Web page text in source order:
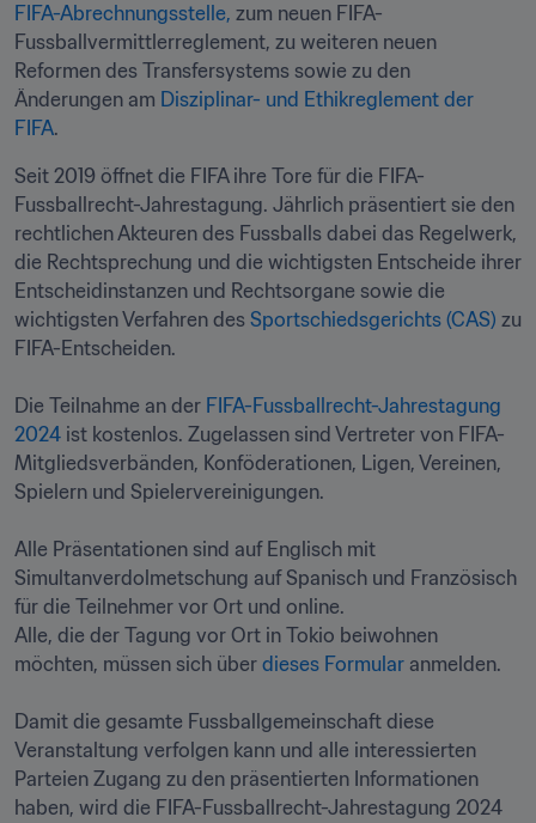
FIFA-Abrechnungsstelle, zum neuen FIFA-
Fussballvermittlerreglement, zu weiteren neuen
Reformen des Transfersystems sowie zu den
Änderungen am Disziplinar- und Ethikreglement der
FIFA.
Seit 2019 öffnet die FIFA ihre Tore für die FIFA-
Fussballrecht-Jahrestagung. Jährlich präsentiert sie den
rechtlichen Akteuren des Fussballs dabei das Regelwerk,
die Rechtsprechung und die wichtigsten Entscheide ihrer
Entscheidinstanzen und Rechtsorgane sowie die
wichtigsten Verfahren des Sportschiedsgerichts (CAS) zu
FIFA-Entscheiden.
Die Teilnahme an der FIFA-Fussballrecht-Jahrestagung
2024 ist kostenlos. Zugelassen sind Vertreter von FIFA-
Mitgliedsverbänden, Konföderationen, Ligen, Vereinen,
Spielern und Spielervereinigungen.
Alle Präsentationen sind auf Englisch mit
Simultanverdolmetschung auf Spanisch und Französisch
für die Teilnehmer vor Ort und online.
Alle, die der Tagung vor Ort in Tokio beiwohnen
möchten, müssen sich über dieses Formular anmelden.
Damit die gesamte Fussballgemeinschaft diese
Veranstaltung verfolgen kann und alle interessierten
Parteien Zugang zu den präsentierten Informationen
haben, wird die FIFA-Fussballrecht-Jahrestagung 2024